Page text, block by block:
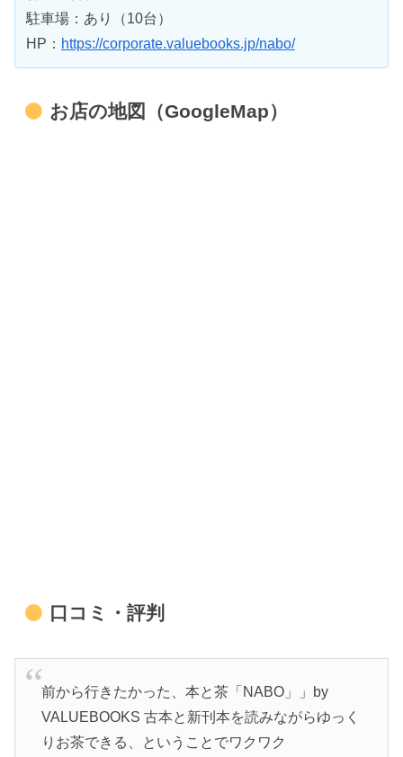
駐車場：あり（10台）
HP： https://corporate.valuebooks.jp/nabo/
お店の地図（GoogleMap）
口コミ・評判
前から行きたかった、本と茶「NABO」」by
VALUEBOOKS 古本と新刊本を読みながらゆっく
りお茶できる、ということでワクワク